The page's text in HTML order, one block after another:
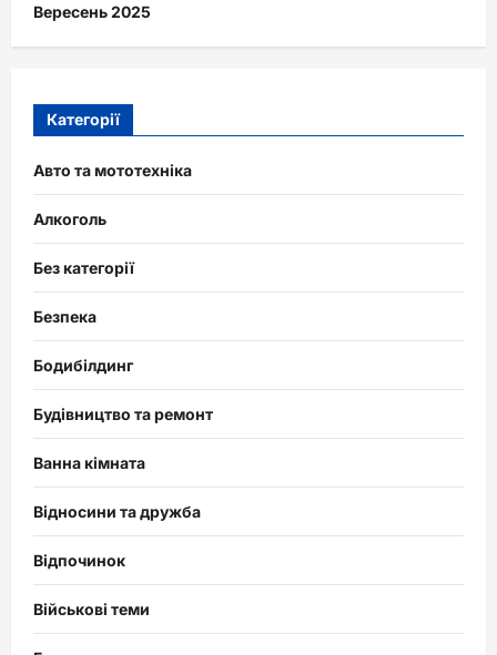
Вересень 2025
Категорії
Авто та мототехніка
Алкоголь
Без категорії
Безпека
Бодибілдинг
Будівництво та ремонт
Ванна кімната
Відносини та дружба
Відпочинок
Військові теми